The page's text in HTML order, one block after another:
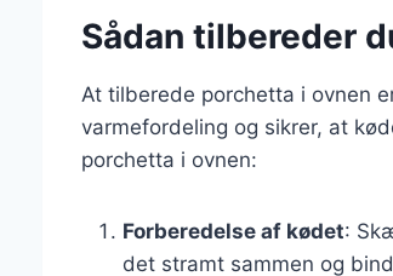
Sådan tilbereder
At tilberede porchetta i ovnen
varmefordeling og sikrer, at
porchetta i ovnen:
Forberedelse af kødet:
det stramt sammen og